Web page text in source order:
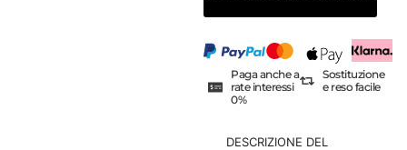
Paga anche a
rate interessi
0%
Sostituzione
e reso facile
DESCRIZIONE DEL